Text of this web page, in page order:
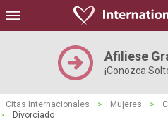
Afiliese
¡Conozca
Citas Internacionales > Mujeres >
>
Divorciado